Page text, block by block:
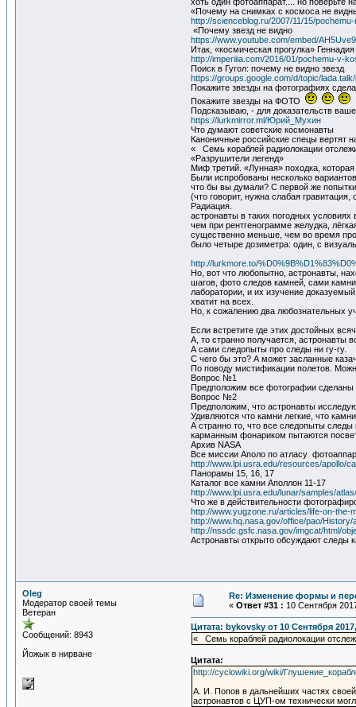
«Почему на снимках с космоса не
http://scienceblog.ru/2007/11/15/
«Почему звезд не видно
https://www.youtube.com/embed/
Итак, «космическая прогулка»
http://imperiiia.com/2016/01/pochemu-v-
Поиск в Гугол: почему не видно звезд
https://groups.google.com/d/topic/
Покажите звезды на фотографиях
Покажите звезды на ФОТО
Подсказываю, - для доказательств
https://lurkmirror.ml/Юрий_Мухин
Что думают советские космонавты
Каноничные российские спецы вертят
« Семь кораблей радиолокации
«Разрушители легенд»
Миф третий. «Лунная» походка,
Были испробованы несколько
что бы вы думали? С первой же
(что говорит, нужна слабая
Радиация.
астронавты в таких погодных
чем при рентгенограмме желудка,
существенно меньше, чем во время
было четыре дозиметра: один, с
http://lurkmore.to/
Но, вот что любопытно, астронавты,
шагов, фото следов камней, сами
лаборатории, и их изучение
хватит на всех.
Но, к сожалению два любознательных
Если встретите где этих достойных
А, то странно получается, астронавты
А сами следопыты про следы ни гу-гу.
С чего бы это? А может засланные
По поводу мистификации полетов.
Вопрос №1
Предположим все фотографии
Вопрос №2
Предположим, что астронавты
Удивляются что камни легкие, что
А странно то, что все следопыты
карманным фонариком пытаются
Архив NASA
Все миссии Аполо по атласу
http://www.lpi.usra.edu/resources/apollo/
Панорамы 15, 16, 17
Каталог все камни Аполлон 11-17
http://www.lpi.usra.edu/lunar/samples/atlas/
Что же в действительности
http://www.yugzone.ru/articles/life-on-the-
http://www.hq.nasa.gov/office/pao/
http://nssdc.gsfc.nasa.gov/imgcat/html/
Астронавты открыто обсуждают следы
Oleg
Модератор своей темы
Ветеран
Сообщений: 8943
Йожык в нирване
Re: Изменение формы и
« Ответ #31 : 10 Сентября
Цитата: bykovsky от 10 Сентября
« Семь кораблей радиолокации
Цитата:
http://cyclowiki.org/wiki/
А. И. Попов в дальнейших частях
астронавтов с ЦУП-ом технически